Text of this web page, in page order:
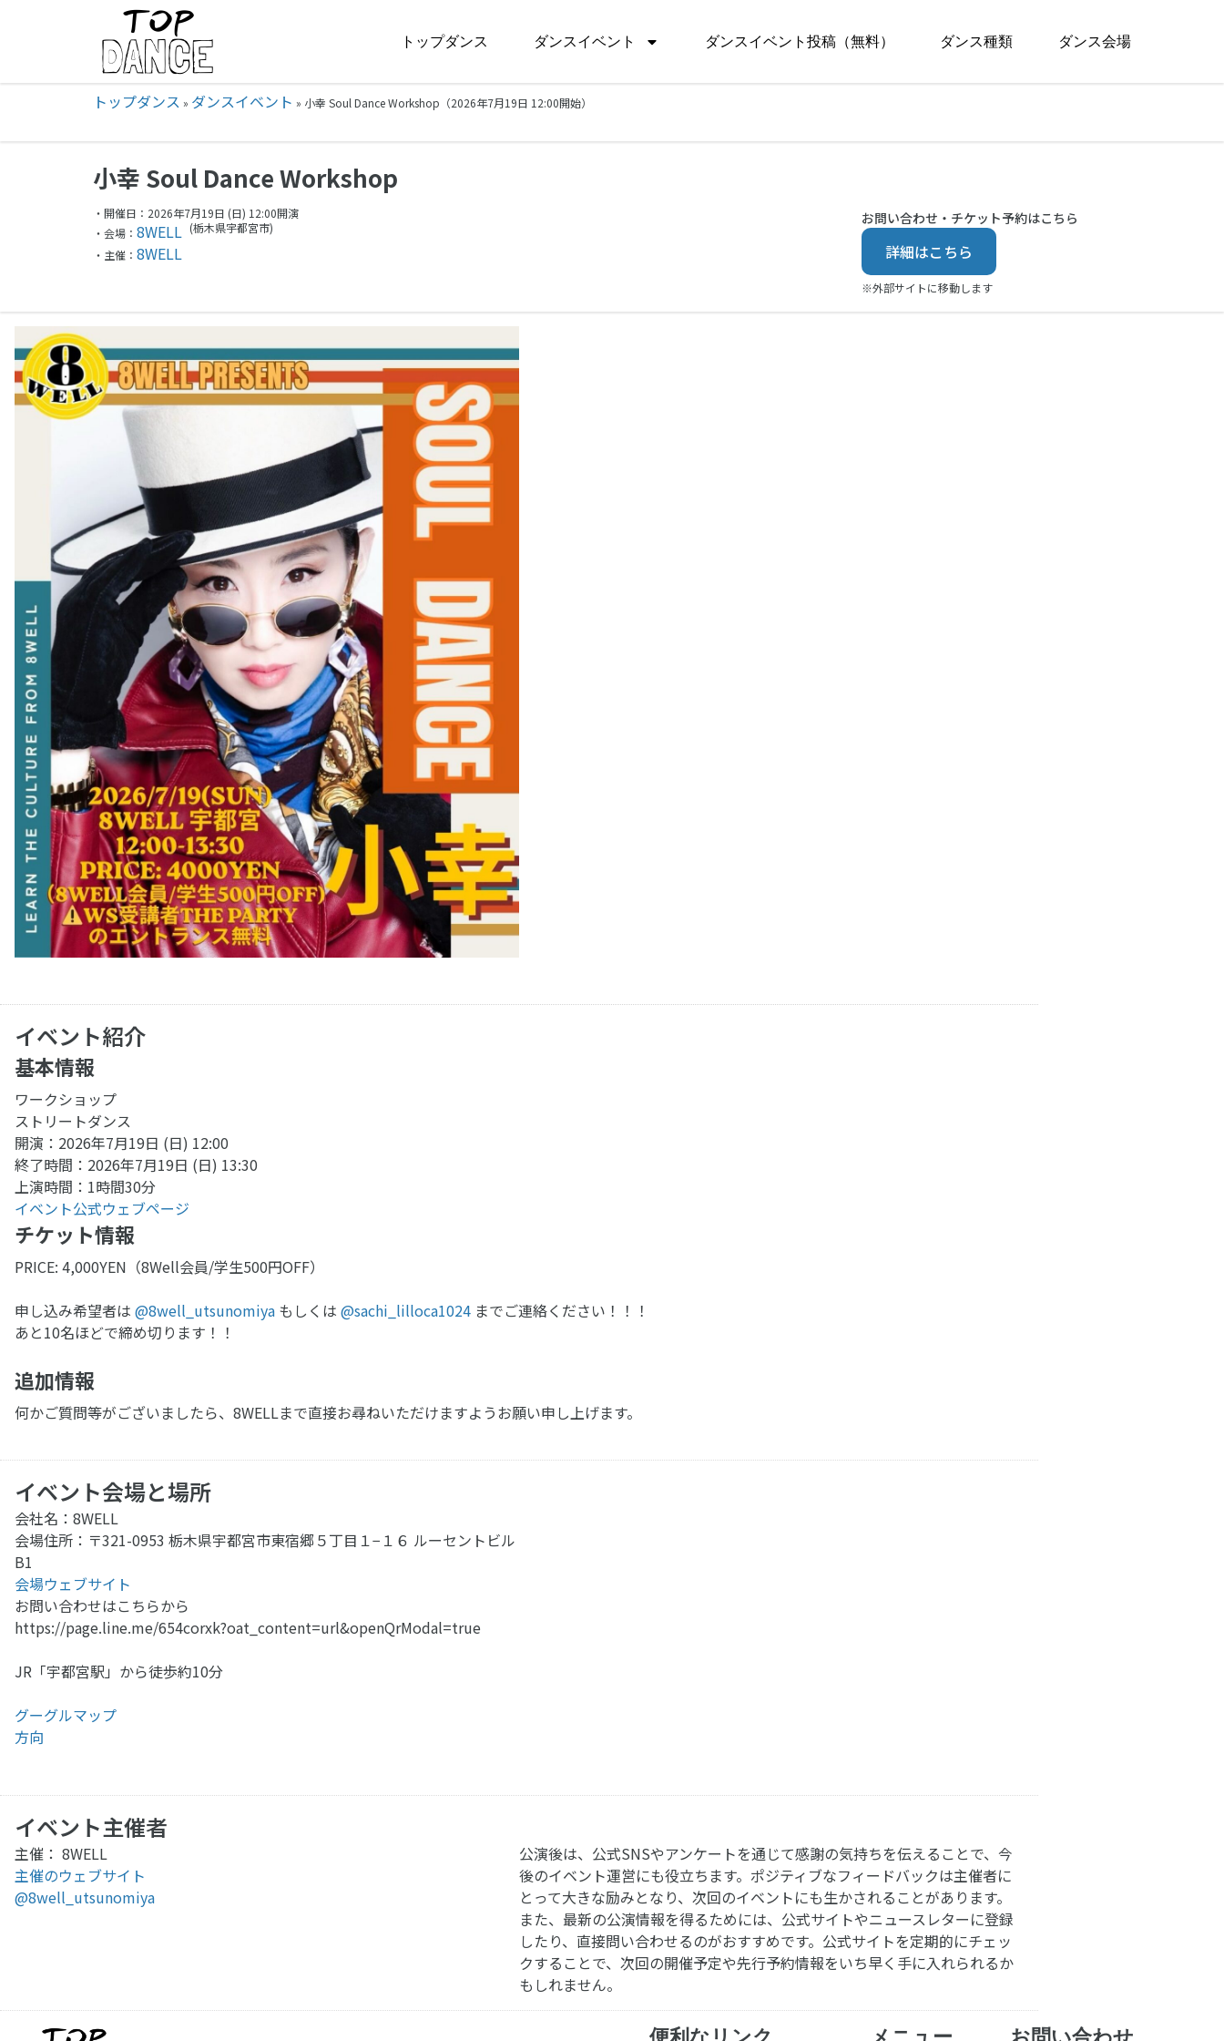
トップダンス ダンスイベント ダンスイベント投稿（無料） ダンス種類 ダンス会場
トップダンス » ダンスイベント » 小幸 Soul Dance Workshop（2026年7月19日 12:00開始）
小幸 Soul Dance Workshop
・開催日：2026年7月19日 (日) 12:00開演
・会場： 8WELL (栃木県宇都宮市)
・主催： 8WELL
お問い合わせ・チケット予約はこちら
詳細はこちら
※外部サイトに移動します
イベント紹介
基本情報
ワークショップ
ストリートダンス
開演：2026年7月19日 (日) 12:00
終了時間：2026年7月19日 (日) 13:30
上演時間：1時間30分
イベント公式ウェブページ
チケット情報
PRICE: 4,000YEN（8Well会員/学生500円OFF）
申し込み希望者は @8well_utsunomiya もしくは @sachi_lilloca1024 までご連絡ください！！！
あと10名ほどで締め切ります！！
追加情報
何かご質問等がございましたら、8WELLまで直接お尋ねいただけますようお願い申し上げます。
イベント会場と場所
会社名：8WELL
会場住所：〒321-0953 栃木県宇都宮市東宿郷５丁目１−１６ ルーセントビル
B1
会場ウェブサイト
お問い合わせはこちらから
https://page.line.me/654corxk?oat_content=url&openQrModal=true
JR「宇都宮駅」から徒歩約10分
グーグルマップ
方向
イベント主催者
主催： 8WELL
主催のウェブサイト
@8well_utsunomiya
公演後は、公式SNSやアンケートを通じて感謝の気持ちを伝えることで、今
後のイベント運営にも役立ちます。ポジティブなフィードバックは主催者に
とって大きな励みとなり、次回のイベントにも生かされることがあります。
また、最新の公演情報を得るためには、公式サイトやニュースレターに登録
したり、直接問い合わせるのがおすすめです。公式サイトを定期的にチェッ
クすることで、次回の開催予定や先行予約情報をいち早く手に入れられるか
もしれません。